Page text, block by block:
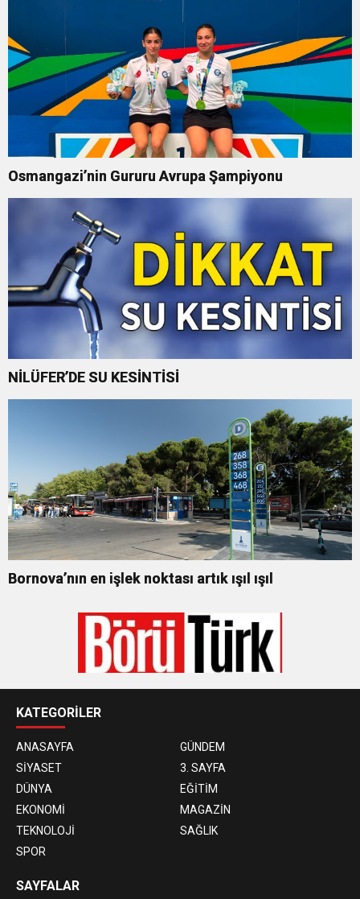
Osmangazi’nin Gururu Avrupa Şampiyonu
NİLÜFER’DE SU KESİNTİSİ
Bornova’nın en işlek noktası artık ışıl ışıl
KATEGORİLER
ANASAYFA
GÜNDEM
SİYASET
3. SAYFA
DÜNYA
EĞİTİM
EKONOMİ
MAGAZİN
TEKNOLOJİ
SAĞLIK
SPOR
SAYFALAR